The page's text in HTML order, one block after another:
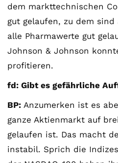
dem markttechnischen
gut gelaufen, zu dem
alle Pharmawerte gut
Johnson & Johnson
profitieren.
fd: Gibt es gefährliche
BP: Anzumerken ist es
ganze Aktienmarkt auf
gelaufen ist. Das macht
instabil. Sprich die